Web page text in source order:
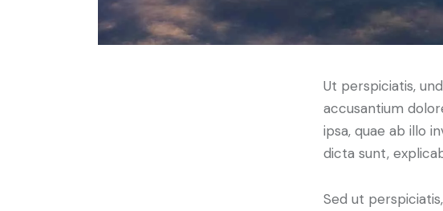
Ut perspiciatis,
accusantium
ipsa, quae ab illo
dicta sunt,
Sed ut